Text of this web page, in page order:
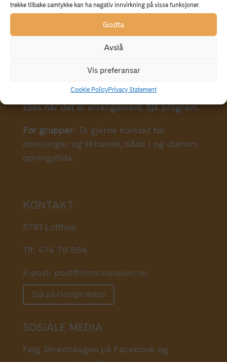
trekke tilbake samtykke kan ha negativ innvirkning på visse funksjoner.
Godta
Avslå
Vis preferansar
Cookie PolicyPrivacy Statement
Ope kvar laurdag mellom kl. 15 – 18 i
perioden 21. juni – 15. august.
Elles når det er arrangement. Sjå program.
For grupper: Ta gjerne kontakt for
omvisingar og liknande, både i og utanom
opningstida.
KONTAKT
5781 Lofthus
Tlf: 474 79 884
E-post: post@hvm.museum.no
Sjå på Google maps
SOSIALE MEDIA
Følg Skredhaugen på Facebook og